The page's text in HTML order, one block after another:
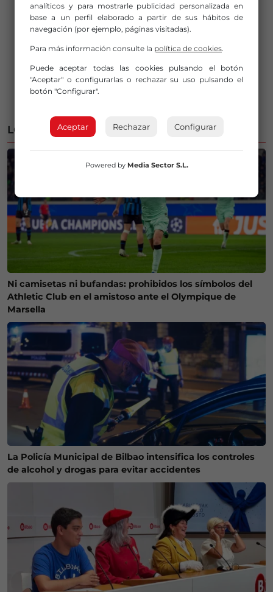
LO MÁS LEÍDO
Ni camisetas ni bufandas: prohibidos los símbolos del
Athletic Club en el amistoso ante el Olympique de
Marsella
La Policía Municipal de Bilbao intensifica los controles
de alcohol y drogas para evitar accidentes
analíticos y para mostrarle publicidad personalizada en
base a un perfil elaborado a partir de sus hábitos de
navegación (por ejemplo, páginas visitadas).
Para más información consulte la política de cookies.
Puede aceptar todas las cookies pulsando el botón
"Aceptar" o configurarlas o rechazar su uso pulsando el
botón "Configurar".
Aceptar Rechazar Configurar
Powered by Media Sector S.L.